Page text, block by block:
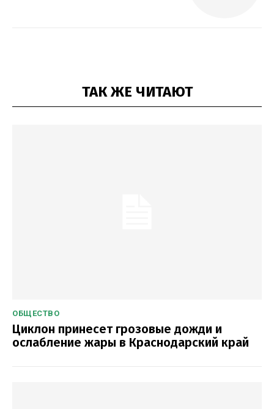
ТАК ЖЕ ЧИТАЮТ
ОБЩЕСТВО
Циклон принесет грозовые дожди и
ослабление жары в Краснодарский край